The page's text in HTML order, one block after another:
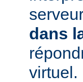
dans
virtuel.